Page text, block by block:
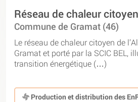
Réseau de chaleur
Commune de Gramat (46)
Le réseau de chaleur citoyen de
Gramat et porté par la SCIC BEL,
transition énergétique (…)
Production et distribution des